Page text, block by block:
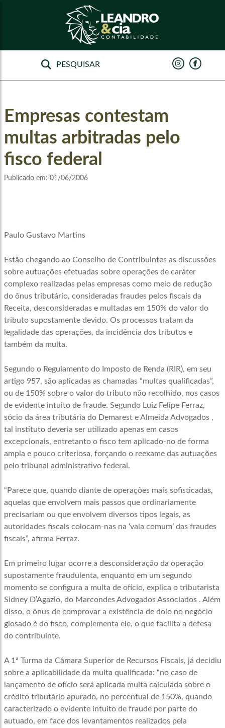
Empresas contestam
multas arbitradas pelo
fisco federal
Publicado em: 01/06/2006
Paulo Gustavo Martins
Estão chegando ao Conselho de Contribuintes as discussões
sobre autuações efetuadas sobre operações de caráter
complexo realizadas pelas empresas como meio de redução
do ônus tributário, consideradas fraudes pelos fiscais da
Receita, desconsideradas e multadas em 150% do valor do
tributo supostamente devido. Os processos tratam da
legalidade das operações, da incidência dos tributos e
também da multa.
Segundo o Regulamento do Imposto de Renda (RIR), em seu
artigo 957, são aplicadas as chamadas “multas qualificadas”,
ou de 150% sobre o valor do tributo não recolhido, nos casos
de evidente intuito de fraude. Segundo Luiz Felipe Ferraz,
sócio da área tributária do Demarest e Almeida Advogados ,
tal instituto deveria ser utilizado apenas em casos
excepcionais, entretanto o fisco tem aplicado-no de forma
ampla e pouco criteriosa, forçando o reexame das autuações
pelo tribunal administrativo federal.
“Parece que, quando diante de operações mais sofisticadas,
aquelas que envolvem mais passos que ordinariamente
precisariam ou que envolvem diversos tipos legais, as
autoridades fiscais colocam-nas na ‘vala comum’ das fraudes
fiscais”, afirma Ferraz.
Em primeiro lugar ocorre a desconsideração da operação
supostamente fraudulenta, enquanto em um segundo
momento se configura a multa de ofício, explica o tributarista
Sidney D’Agazio, do Marcondes Advogados Associados . Além
disso, o ônus de comprovar a existência de dolo no negócio
glosado é do fisco, complementa ele, o que facilita a defesa
do contribuinte.
A 1ª Turma da Câmara Superior de Recursos Fiscais, já decidiu
sobre a aplicabilidade da multa qualificada: “no caso de
lançamento de ofício será aplicada multa calculada sobre o
crédito tributário apurado, no percentual de 150%, quando
caracterizado o evidente intuito de fraude por parte do
autuado, em face dos levantamentos realizados pela